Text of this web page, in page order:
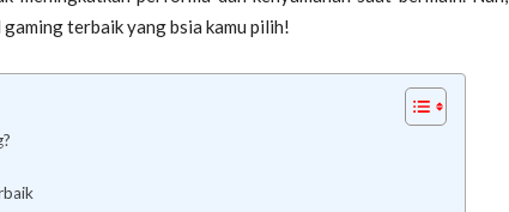
terbaik yang bsia kamu pilih!